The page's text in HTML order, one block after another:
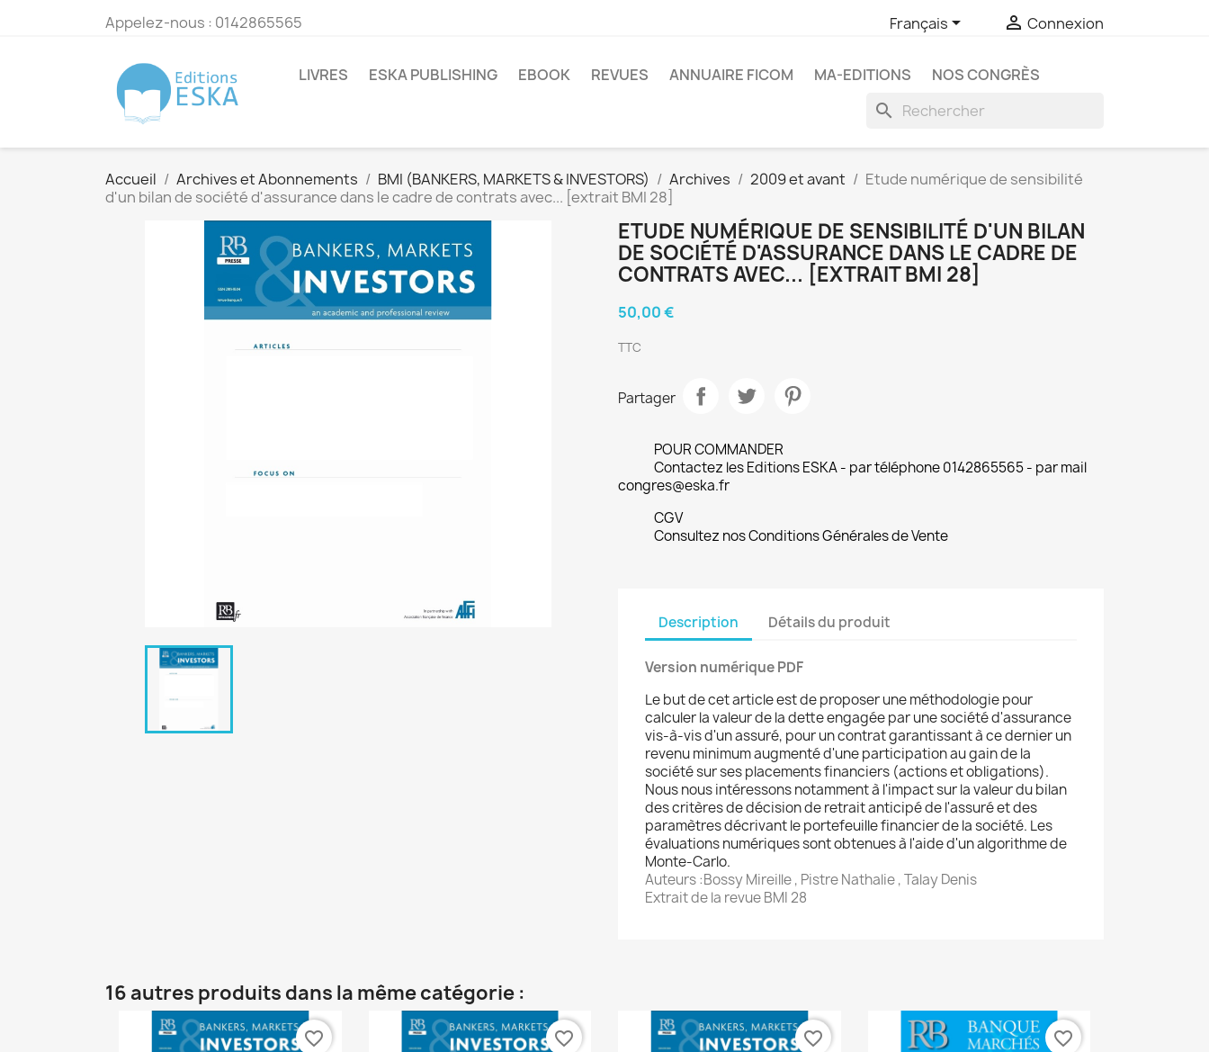
Appelez-nous : 0142865565 Français  Connexion
LIVRES ESKA PUBLISHING EBOOK REVUES ANNUAIRE FICOM MA-EDITIONS NOS CONGRÈS
search
Accueil Archives et Abonnements BMI (BANKERS, MARKETS & INVESTORS) Archives 2009 et avant
Etude numérique de sensibilité
d'un bilan de société d'assurance dans le cadre de contrats avec... [extrait BMI 28]
ETUDE NUMÉRIQUE DE SENSIBILITÉ D'UN BILAN
DE SOCIÉTÉ D'ASSURANCE DANS LE CADRE DE
CONTRATS AVEC... [EXTRAIT BMI 28]
50,00 €
TTC
Partager
POUR COMMANDER
Contactez les Editions ESKA - par téléphone 0142865565 - par mail
congres@eska.fr
CGV
Consultez nos Conditions Générales de Vente
Description Détails du produit
Version numérique PDF
Le but de cet article est de proposer une méthodologie pour
calculer la valeur de la dette engagée par une société d'assurance
vis-à-vis d'un assuré, pour un contrat garantissant à ce dernier un
revenu minimum augmenté d'une participation au gain de la
société sur ses placements financiers (actions et obligations).
Nous nous intéressons notamment à l'impact sur la valeur du bilan
des critères de décision de retrait anticipé de l'assuré et des
paramètres décrivant le portefeuille financier de la société. Les
évaluations numériques sont obtenues à l'aide d'un algorithme de
Monte-Carlo.
Auteurs :Bossy Mireille , Pistre Nathalie , Talay Denis
Extrait de la revue BMI 28
16 autres produits dans la même catégorie :
favorite_border favorite_border favorite_border favorite_border